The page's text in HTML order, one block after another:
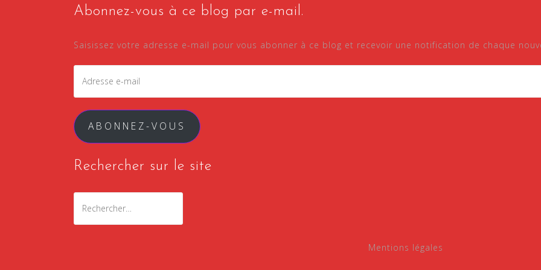
Abonnez-vous à ce blog par e-mail.
Saisissez votre adresse e-mail pour vous abonner à ce blog et recevoir une notification de chaque
ABONNEZ-VOUS
Rechercher sur le site
Mentions légales